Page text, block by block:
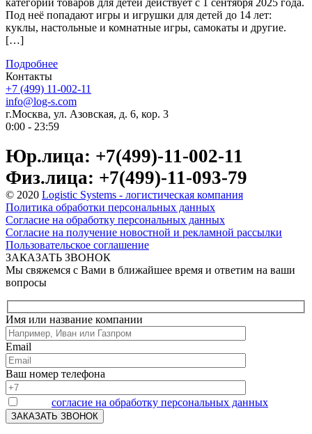
Под неё попадают игры и игрушки для детей до 14 лет:
куклы, настольные и комнатные игры, самокаты и другие.
[…]
Подробнее
Контакты
+7 (499) 11-002-11
info@log-s.com
г.Москва, ул. Азовская, д. 6, кор. 3
0:00 - 23:59
Юр.лица: +7(499)-11-002-11
Физ.лица: +7(499)-11-093-79
© 2020 Logistic Systems - логистическая компания
Политика обработки персональных данных
Согласие на обработку персональных данных
Согласие на получение новостной и рекламной рассылки
Пользовательское соглашение
ЗАКАЗАТЬ ЗВОНОК
Мы свяжемся с Вами в ближайшее время и ответим на ваши
вопросы
Имя или название компании
Email
Ваш номер телефона
согласие на обработку персональных данных